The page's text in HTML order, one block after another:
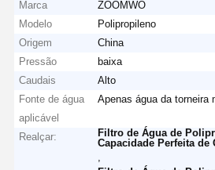
Marca
ZOOMWO
Modelo
Polipropileno
Origem
China
Pressão
baixa
Caudais
Alto
Fonte de água
aplicável
Apenas água da torneira
Realçar:
Filtro de Água de
Capacidade Perfeita de